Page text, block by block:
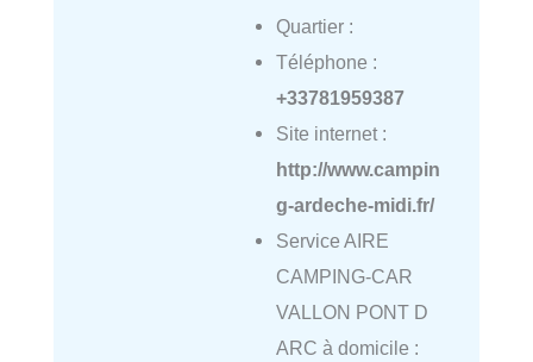
Quartier :
Téléphone :
+33781959387
Site internet :
http://www.campin
g-ardeche-midi.fr/
Service AIRE
CAMPING-CAR
VALLON PONT D
ARC à domicile :